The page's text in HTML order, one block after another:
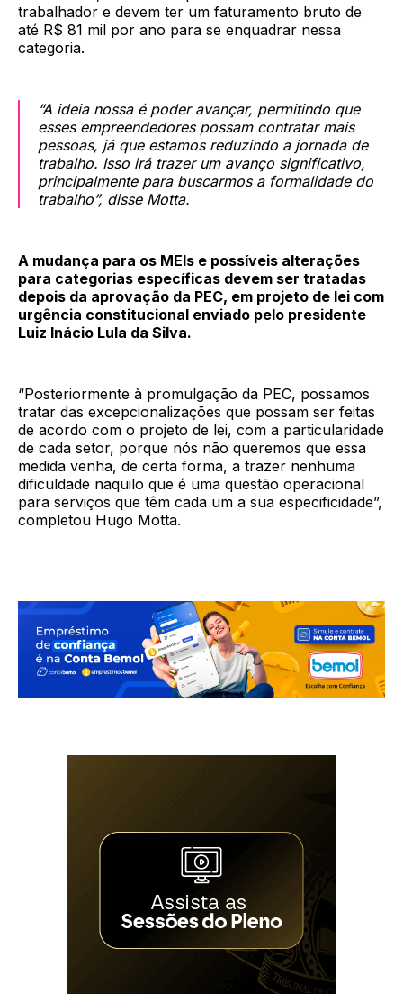
trabalhador e devem ter um faturamento bruto de
até R$ 81 mil por ano para se enquadrar nessa
categoria.
“A ideia nossa é poder avançar, permitindo que
esses empreendedores possam contratar mais
pessoas, já que estamos reduzindo a jornada de
trabalho. Isso irá trazer um avanço significativo,
principalmente para buscarmos a formalidade do
trabalho”, disse Motta.
A mudança para os MEIs e possíveis alterações
para categorias específicas devem ser tratadas
depois da aprovação da PEC, em projeto de lei com
urgência constitucional enviado pelo presidente
Luiz Inácio Lula da Silva.
“Posteriormente à promulgação da PEC, possamos
tratar das excepcionalizações que possam ser feitas
de acordo com o projeto de lei, com a particularidade
de cada setor, porque nós não queremos que essa
medida venha, de certa forma, a trazer nenhuma
dificuldade naquilo que é uma questão operacional
para serviços que têm cada um a sua especificidade”,
completou Hugo Motta.